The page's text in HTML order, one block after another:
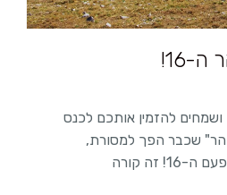
16!
להזמין אותכם לכנס
שכבר הפך למסורת,
והשנה אנחנו נפגשים בפעם ה-16! זה קורה